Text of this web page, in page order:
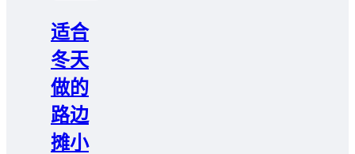
适合
冬天
做的
路边
摊小